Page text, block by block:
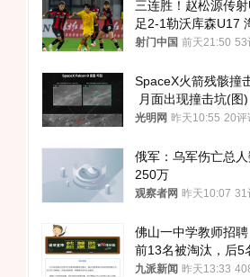
三连胜！赵松源传
足2-1勒沃库森U17
将战河床
射门中国 前天21:50 53
SpaceX火箭残骸撞
月面出现撞击坑(图)
光明网 昨天10:55 20评
俄军：乌军伤亡总
250万
观察者网 昨天10:07 31
佛山一中学教师招
前13名被淘汰，后5
检，被疑萝卜岗，
九派新闻 昨天13:33